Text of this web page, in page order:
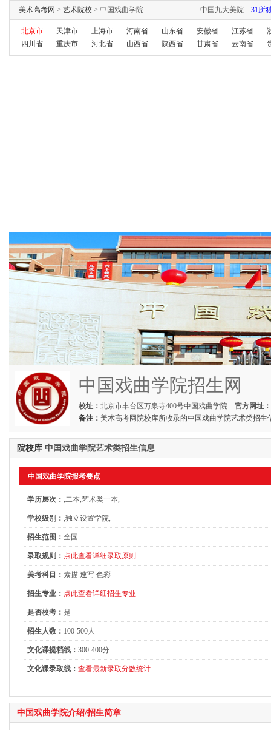
中国九大美院 31所
美术高考网 > 艺术院校 > 中国戏曲学院
北京市 天津市 上海市 河南省 山东省 安徽省 江苏省
四川省
重庆市 河北省 山西省 陕西省 甘肃省 云南省
中国戏曲学院招生网
校址： 北京市丰台区万泉寺400号中国戏曲学院 官方网址：
备注： 美术高考网 院校库所收录的中国戏曲学院艺术类招生
院校库 中国戏曲学院艺术类招生信息
中国戏曲学院报考要点
学历层次： ,二本,艺术类一本,
学校级别： ,独立设置学院,
招生范围： 全国
录取规则： 点此查看详细录取原则
美考科目： 素描 速写 色彩
招生专业： 点此查看详细招生专业
是否校考： 是
招生人数： 100-500人
文化课提档线： 300-400分
文化课录取线： 查看最新录取分数统计
中国戏曲学院介绍/招生简章